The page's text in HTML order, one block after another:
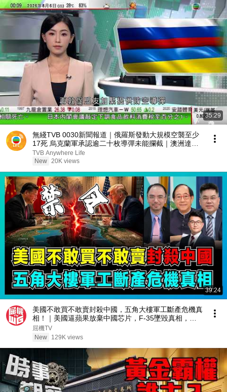
35:29
無綫TVB 0030新聞報道｜俄羅斯發動大規模空襲至少
17死 烏克蘭軍承認逾二十枚導彈未能攔截｜澳洲達爾
文長距離單車賽周日舉行｜美國財長憂日圓持續弱勢或
觸發亞洲貨幣貶值潮｜20260806 TVB
TVB Anywhere Life
New 20K views
39:24
美國不敢買不敢賣封殺中國，五角大樓軍工斷產危機真
相！｜美國逼蘋果放棄中國芯片，F-35墜毀真相，中
國為何反而更強大？【屈機頭條 EP276-2】
屈機TV
New
129K views